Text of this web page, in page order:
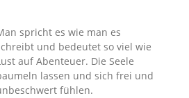
spricht es wie man es
und bedeutet so viel wie
auf Abenteuer. Die Seele
lassen und sich frei und
fühlen.